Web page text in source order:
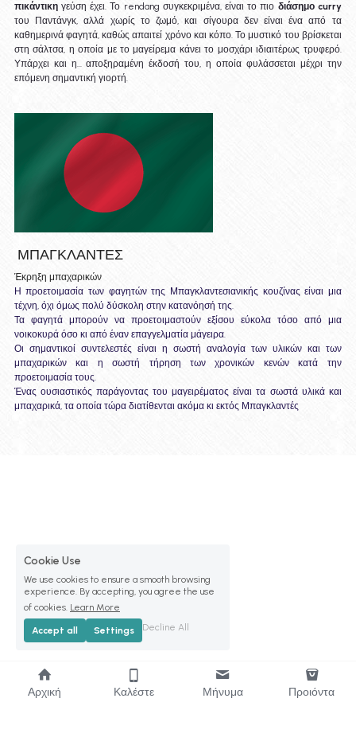
πικάντικη γεύση έχει. Το rendang συγκεκριμένα, είναι το πιο διάσημο curry
του Παντάνγκ, αλλά χωρίς το ζωμό, και σίγουρα δεν είναι ένα από τα
καθημερινά φαγητά, καθώς απαιτεί χρόνο και κόπο. Το μυστικό του βρίσκεται
στη σάλτσα, η οποία με το μαγείρεμα κάνει το μοσχάρι ιδιαιτέρως τρυφερό.
Υπάρχει και η... αποξηραμένη έκδοσή του, η οποία φυλάσσεται μέχρι την
επόμενη σημαντική γιορτή.
ΜΠΑΓΚΛΑΝΤΕΣ
Έκρηξη μπαχαρικών
Η προετοιμασία των φαγητών της
Μπαγκλαντεσιανικής κουζίνας είναι μια
τέχνη, όχι όμως πολύ δύσκολη στην κατανόησή της.
Τα φαγητά μπορούν να προετοιμαστούν εξίσου εύκολα τόσο από μια
νοικοκυρά όσο κι από έναν επαγγελματία μάγειρα.
Οι σημαντικοί συντελεστές είναι η σωστή αναλογία των υλικών και των
μπαχαρικών και η σωστή τήρηση των χρονικών κενών κατά την
προετοιμασία τους.
Ένας ουσιαστικός παράγοντας του μαγειρέματος είναι τα σωστά υλικά και
μπαχαρικά, τα οποία τώρα διατίθενται ακόμα κι εκτός Μπαγκλαντές
Αρχική Καλέστε Μήνυμα Προιόντα
Cookie Use
We use cookies to ensure a smooth browsing
experience. By accepting, you agree the use
of cookies. Learn More
Accept all Settings Decline All